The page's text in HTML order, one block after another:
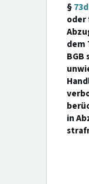
§73d
oder
dem
in